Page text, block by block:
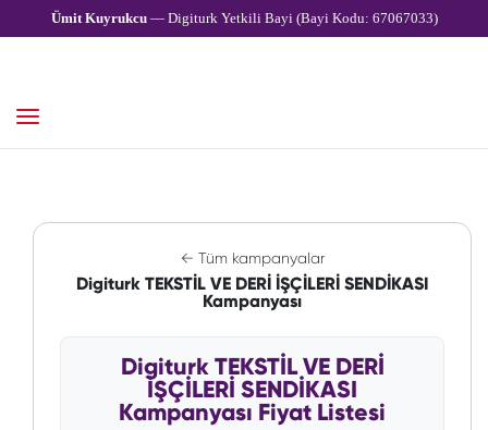
Ümit Kuyrukcu— Digiturk Yetkili Bayi (Bayi Kodu: 67067033)
← Tüm kampanyalar
Digiturk TEKSTİL VE DERİ İŞÇİLERİ SENDİKASI
Kampanyası
Digiturk TEKSTİL VE DERİ
İŞÇİLERİ SENDİKASI
Kampanyası Fiyat Listesi